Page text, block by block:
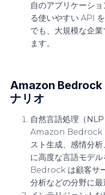
自のアプリケーシ
る使いやすい API
でも、大規模な企
ます。
Amazon Bedrock
ナリオ
自然言語処理（NLP
Amazon Bedrock
スト生成、感情分
に高度な言語モデル
Bedrock は顧客サ
分析などの分野に最